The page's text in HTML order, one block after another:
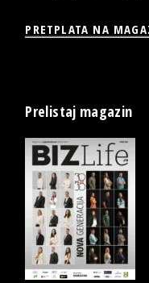
PRETPLATA NA
Prelistaj magazin